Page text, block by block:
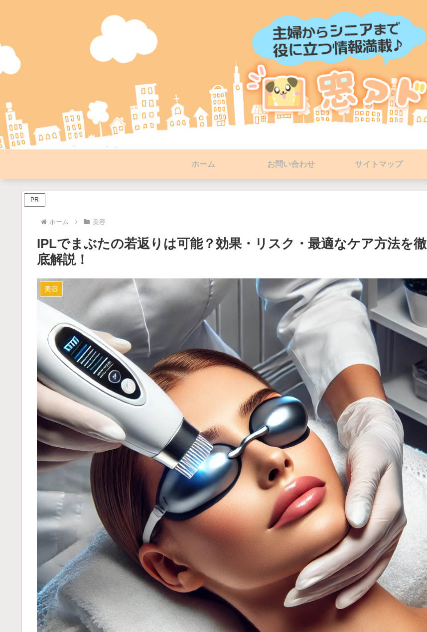
ホーム お問い合わせ サイトマップ
PR
ホーム 美容
IPLでまぶたの若返りは可能？効果・リスク・最適なケア方法を徹
底解説！
美容